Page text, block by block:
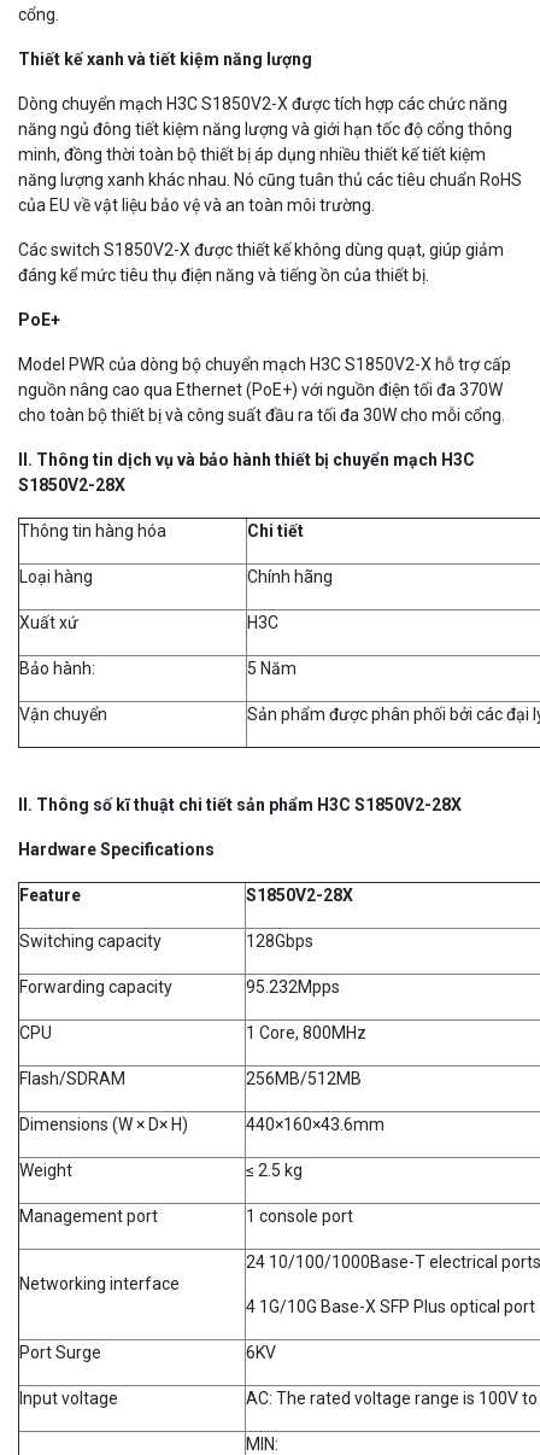
cổng.
Thiết kế xanh và tiết kiệm năng lượng
Dòng chuyển mạch H3C S1850V2-X được tích hợp các chức năng
năng ngủ đông tiết kiệm năng lượng và giới hạn tốc độ cổng thông
minh, đồng thời toàn bộ thiết bị áp dụng nhiều thiết kế tiết kiệm
năng lượng xanh khác nhau. Nó cũng tuân thủ các tiêu chuẩn RoHS
của EU về vật liệu bảo vệ và an toàn môi trường.
Các switch S1850V2-X được thiết kế không dùng quạt, giúp giảm
đáng kể mức tiêu thụ điện năng và tiếng ồn của thiết bị.
PoE+
Model PWR của dòng bộ chuyển mạch H3C S1850V2-X hỗ trợ cấp
nguồn nâng cao qua Ethernet (PoE+) với nguồn điện tối đa 370W
cho toàn bộ thiết bị và công suất đầu ra tối đa 30W cho mỗi cổng.
II. Thông tin dịch vụ và bảo hành thiết bị chuyển mạch H3C
S1850V2-28X
Thông tin hàng hóa Chi tiết
Loại hàng Chính hãng
Xuất xứ H3C
Bảo hành: 5 Năm
Vận chuyển Sản phẩm được phân phối bởi các đại
II. Thông số kĩ thuật chi tiết sản phẩm H3C S1850V2-28X
Hardware Specifications
Feature S1850V2-28X
Switching capacity 128Gbps
Forwarding capacity 95.232Mpps
CPU 1 Core, 800MHz
Flash/SDRAM 256MB/512MB
Dimensions (W × D× H) 440×160×43.6mm
Weight ≤ 2.5 kg
Management port 1 console port
Networking interface
24 10/100/1000Base-T electrical ports
4 1G/10G Base-X SFP Plus optical port
Port Surge 6KV
Input voltage AC: The rated voltage range is 100V
MIN: